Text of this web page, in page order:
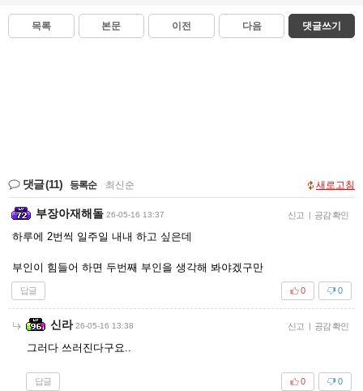
목록 본문 이전 다음 댓글쓰기
댓글(11) 등록순 최신순 새로고침
부장아재해돌 26-05-16 13:37 신고 | 공감 확인
하루에 2번씩 일주일 내내 하고 싶은데
부인이 힘들어 하면 두번째 부인을 생각해 봐야겠구만
답글 0
0
신라 26-05-16 13:38 신고 | 공감 확인
그러다 쓰러진다구요..
답글 0
0